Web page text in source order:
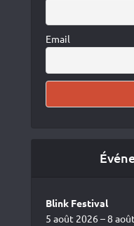
Email
Blink Festival
5 août 2026 – 8